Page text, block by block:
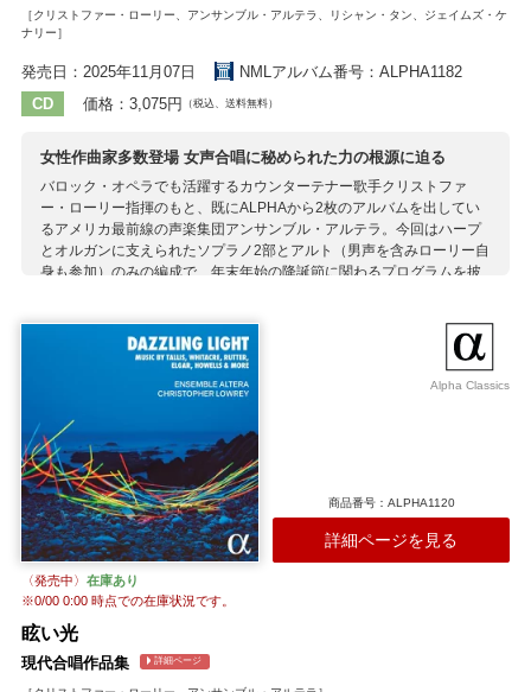
［クリストファー・ローリー、アンサンブル・アルテラ、リシャン・タン、ジェイムズ・ケ
ナリー］
発売日：2025年11月07日
NMLアルバム番号：ALPHA1182
CD
価格：3,075円 （税込、送料無料）
女性作曲家多数登場 女声合唱に秘められた力の根源に迫る
バロック・オペラでも活躍するカウンターテナー歌手クリストファ
ー・ローリー指揮のもと、既にALPHAから2枚のアルバムを出してい
るアメリカ最前線の声楽集団アンサンブル・アルテラ。今回はハープ
とオルガンに支えられたソプラノ2部とアルト（男声を含みローリー自
身も参加）のみの編成で、年末年始の降誕節に関わるプログラムを披
かわしい耳馴染みよい音楽が続く選曲。聖母マリアの存在が大きな意
味を持つクリスマスにおける女性の存在意義に光を当てるべく、収録
作品の作曲者にはヒルデガルト・フォン・ビンゲン、バルバラ・スト
ロッツィ、イモージェン・ホルスト、カレンサ・ブリッグスといった
幅広い世代の女性作曲家8人が含まれています。アルバム後半を占める
ブリテンの『キャロルの祭典』は少年合唱向けの名作として有名なが
ら、ローリー曰く当初は女声が想定されていたとのこと。 凛としてい
ながら柔軟にニュアンス豊かな歌を聴かせる13人編成の声楽陣に、時
折えもいわれぬ響きを添えるハープとオルガンも絶妙。聴き応えある1
枚です。
収録作曲家：
ショウ
ストロッツィ
マクドウォール
Alpha Classics
商品番号：ALPHA1120
詳細ページを見る
〈発売中〉 在庫あり
※0/00 0:00時点での在庫状況です。
眩い光
現代合唱作品集 詳細ページ